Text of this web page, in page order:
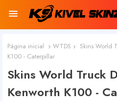
Página inicial WTDS
Skins World
K100 - Caterpillar
Skins World Truck
Kenworth K100 -